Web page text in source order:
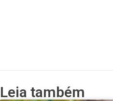
Leia também